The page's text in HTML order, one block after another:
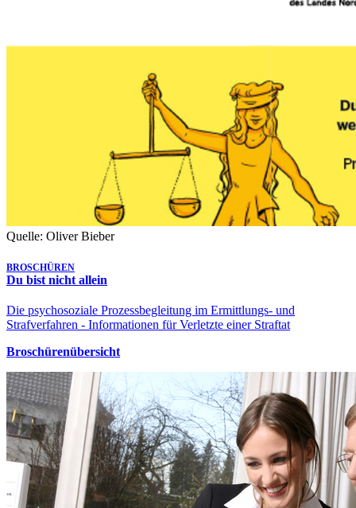
Quelle: Oliver Bieber
BROSCHÜREN
Du bist nicht allein
Die psychosoziale Prozessbegleitung im Ermittlungs- und
Strafverfahren - Informationen für Verletzte einer Straftat
Broschürenübersicht